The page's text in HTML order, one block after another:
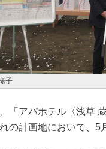
子
「アパホテル〈浅草
の計画地において、5